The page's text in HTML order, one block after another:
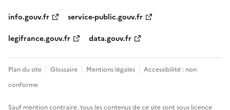
info.gouv.fr
service-public.gouv.fr
legifrance.gouv.fr
data.gouv.fr
Plan du site Glossaire Mentions légales
Accessibilité : non
conforme
Sauf mention contraire, tous les contenus de ce site sont sous licence